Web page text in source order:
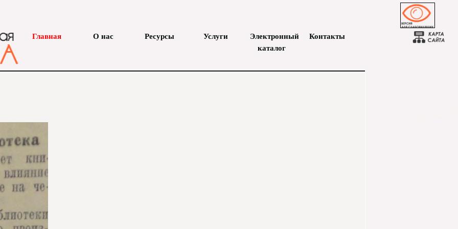
Главная О нас Ресурсы Услуги
Электронный
каталог
Контакты